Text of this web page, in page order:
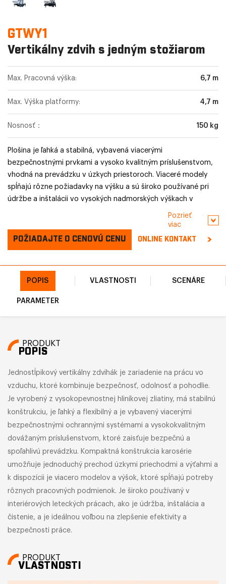
GTWY1
Vertikálny zdvih s jedným stožiarom
Max. Pracovná výška: 6,7 m
Max. Výška platformy: 4,7 m
Nosnosť： 150 kg
Plošina je ľahká a stabilná, vybavená viacerými
bezpečnostnými prvkami a vysoko kvalitným príslušenstvom,
vhodná na prevádzku v úzkych priestoroch. Viaceré modely
spĺňajú rôzne požiadavky na výšku a sú široko používané pri
údržbe a inštalácii vo vysokých nadmorských výškach v
Pozrieť
viac
POŽIADAJTE O CENOVÚ CENU ONLINE KONTAKT
POPIS VLASTNOSTI SCENÁRE
PARAMETER
PRODUKT
POPIS
Jednostĺpikový vertikálny zdvihák je zariadenie na prácu vo
vzduchu, ktoré kombinuje bezpečnosť, odolnosť a pohodlie.
Je vyrobený z vysokopevnostnej hliníkovej zliatiny, má stabilnú
konštrukciu, je ľahký a flexibilný a je vybavený viacerými
bezpečnostnými ochrannými systémami a vysokokvalitným
dovážaným príslušenstvom, ktoré zaisťuje bezpečnú a
spoľahlivú prevádzku. Kompaktná konštrukcia karosérie
umožňuje jednoduchý prechod úzkymi priechodmi a výťahmi a
k dispozícii je viacero modelov a výšok, ktoré spĺňajú potreby
rôznych pracovných podmienok. Je široko používaný v
interiérových leteckých prácach, ako je údržba, inštalácia a
čistenie, a je ideálnou voľbou na zlepšenie efektivity a
bezpečnosti práce.
PRODUKT
VLASTNOSTI